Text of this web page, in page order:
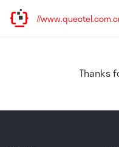
：https://
Thanks